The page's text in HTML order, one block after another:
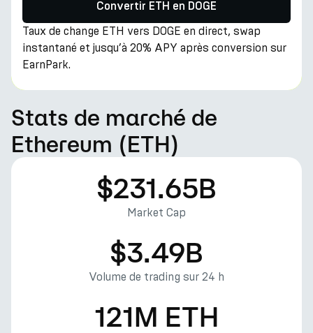
Convertir ETH en DOGE
Taux de change ETH vers DOGE en direct, swap
instantané et jusqu’à 20% APY après conversion sur
EarnPark.
Stats de marché de
Ethereum (ETH)
$231.65B
Market Cap
$3.49B
Volume de trading sur 24 h
121M ETH